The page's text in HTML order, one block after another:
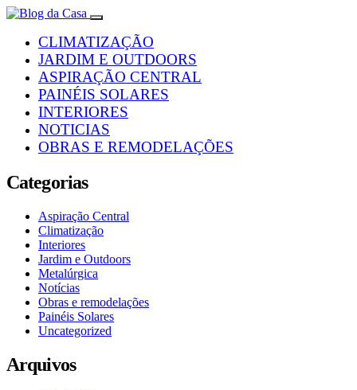
CLIMATIZAÇÃO
JARDIM E OUTDOORS
ASPIRAÇÃO CENTRAL
PAINÉIS SOLARES
INTERIORES
NOTICIAS
OBRAS E REMODELAÇÕES
Categorias
Aspiração Central
Climatização
Interiores
Jardim e Outdoors
Metalúrgica
Notícias
Obras e remodelações
Painéis Solares
Uncategorized
Arquivos